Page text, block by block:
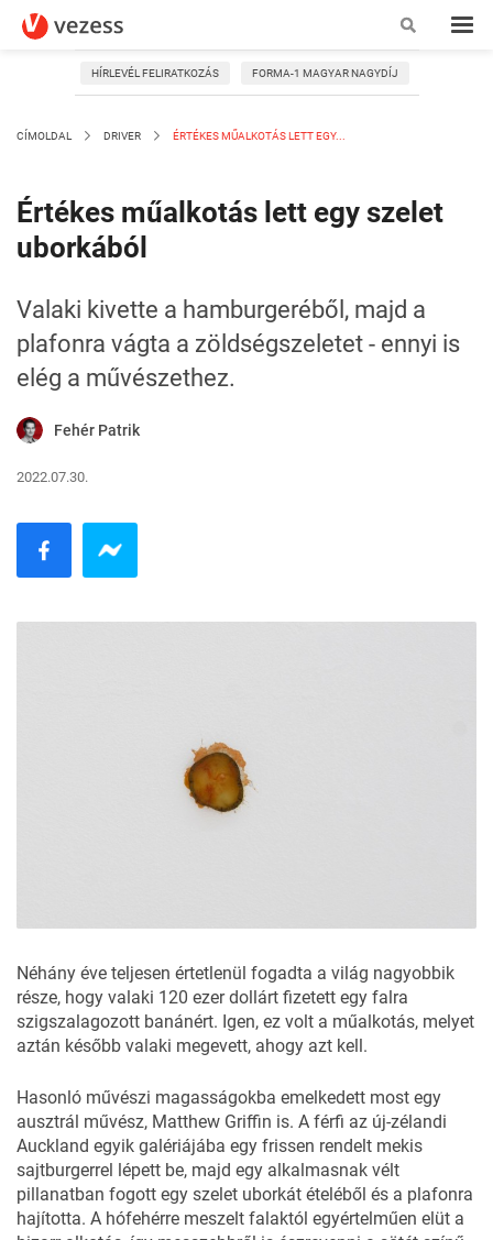
HÍRLEVÉL FELIRATKOZÁS FORMA-1 MAGYAR NAGYDÍJ
CÍMOLDAL DRIVER ÉRTÉKES MŰALKOTÁS LETT EGY...
Értékes műalkotás lett egy szelet
uborkából
Valaki kivette a hamburgeréből, majd a
plafonra vágta a zöldségszeletet - ennyi is
elég a művészethez.
Fehér Patrik
2022.07.30.
Néhány éve teljesen értetlenül fogadta a világ nagyobbik
része, hogy valaki 120 ezer dollárt fizetett egy falra
szigszalagozott banánért. Igen, ez volt a műalkotás, melyet
aztán később valaki megevett, ahogy azt kell.
Hasonló művészi magasságokba emelkedett most egy
ausztrál művész, Matthew Griffin is. A férfi az új-zélandi
Auckland egyik galériájába egy frissen rendelt mekis
sajtburgerrel lépett be, majd egy alkalmasnak vélt
pillanatban fogott egy szelet uborkát ételéből és a plafonra
hajította. A hófehérre meszelt falaktól egyértelműen elüt a